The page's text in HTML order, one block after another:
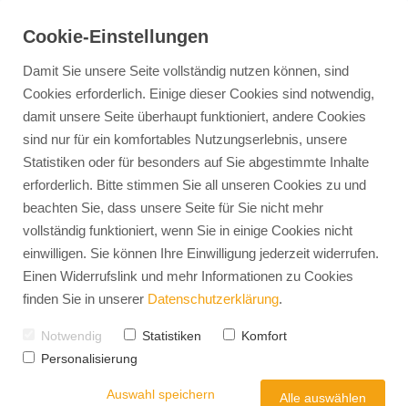
Cookie-Einstellungen
Damit Sie unsere Seite vollständig nutzen können, sind
Cookies erforderlich. Einige dieser Cookies sind notwendig,
damit unsere Seite überhaupt funktioniert, andere Cookies
sind nur für ein komfortables Nutzungserlebnis, unsere
Statistiken oder für besonders auf Sie abgestimmte Inhalte
erforderlich. Bitte stimmen Sie all unseren Cookies zu und
beachten Sie, dass unsere Seite für Sie nicht mehr
vollständig funktioniert, wenn Sie in einige Cookies nicht
einwilligen. Sie können Ihre Einwilligung jederzeit widerrufen.
Einen Widerrufslink und mehr Informationen zu Cookies
finden Sie in unserer Datenschutzerklärung.
Notwendig Statistiken
Komfort
Personalisierung
Auswahl speichern Alle auswählen